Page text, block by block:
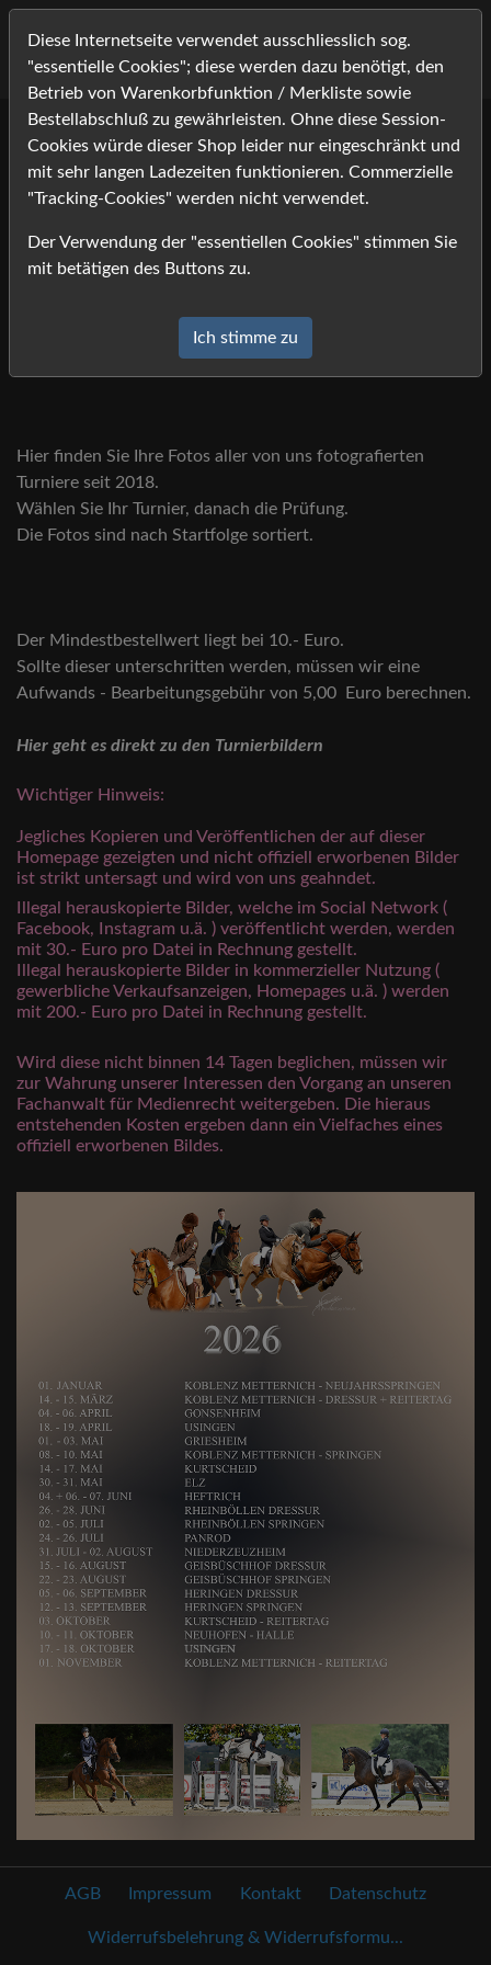
Hier finden Sie Ihre Fotos aller von uns fotografierten
Turniere seit 2018.
Wählen Sie Ihr Turnier, danach die Prüfung.
Die Fotos sind nach Startfolge sortiert.
Der Mindestbestellwert liegt bei 10.- Euro.
Sollte dieser unterschritten werden, müssen wir eine
Aufwands - Bearbeitungsgebühr von 5,00 Euro berechnen.
Hier geht es direkt zu den Turnierbildern
Wichtiger Hinweis:
Jegliches Kopieren und Veröffentlichen der auf dieser
Homepage gezeigten und nicht offiziell erworbenen Bilder
ist strikt untersagt und wird von uns geahndet.
Illegal herauskopierte Bilder, welche im Social Network (
Facebook, Instagram u.ä. ) veröffentlicht werden, werden
mit 30.- Euro pro Datei in Rechnung gestellt.
Illegal herauskopierte Bilder in kommerzieller Nutzung (
gewerbliche Verkaufsanzeigen, Homepages u.ä. ) werden
mit 200.- Euro pro Datei in Rechnung gestellt.
Wird diese nicht binnen 14 Tagen beglichen, müssen wir
zur Wahrung unserer Interessen den Vorgang an unseren
Fachanwalt für Medienrecht weitergeben. Die hieraus
entstehenden Kosten ergeben dann ein Vielfaches eines
offiziell erworbenen Bildes.
Diese Internetseite verwendet ausschliesslich sog.
"essentielle Cookies"; diese werden dazu benötigt, den
Betrieb von Warenkorbfunktion / Merkliste sowie
Bestellabschluß zu gewährleisten. Ohne diese Session-
Cookies würde dieser Shop leider nur eingeschränkt und
mit sehr langen Ladezeiten funktionieren. Commerzielle
"Tracking-Cookies" werden nicht verwendet.
Der Verwendung der "essentiellen Cookies" stimmen Sie
mit betätigen des Buttons zu.
Ich stimme zu
AGB Impressum Kontakt Datenschutz
Widerrufsbelehrung & Widerrufsformu...